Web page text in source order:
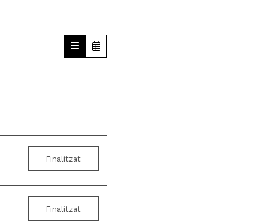
Finalitzat
Finalitzat